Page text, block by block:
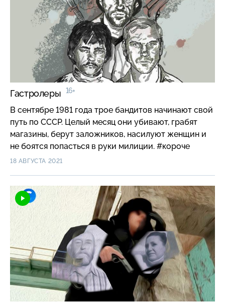
Гастролеры 16+
В сентябре 1981 года трое бандитов начинают свой
путь по СССР. Целый месяц они убивают, грабят
магазины, берут заложников, насилуют женщин и
не боятся попасться в руки милиции. #короче
18 АВГУСТА 2021